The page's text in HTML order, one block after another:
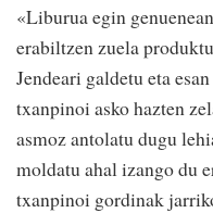
«Liburua egin
erabiltzen zuela
Jendeari galdetu eta
txanpinoi asko hazten
asmoz antolatu dugu
moldatu ahal izango du
txanpinoi gordinak